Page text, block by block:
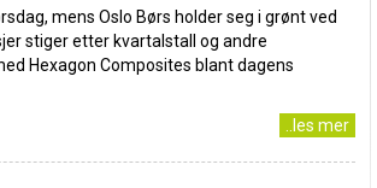
mens Oslo Børs holder seg i grønt ved
stiger etter kvartalstall og andre
Hexagon Composites blant dagens
..les mer